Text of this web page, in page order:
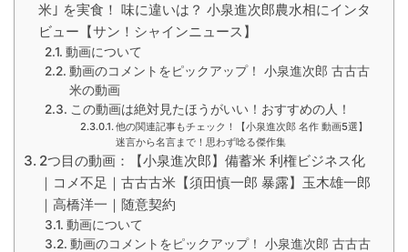
米｣ を実食！ 味に違いは？ 小泉進次郎農水相にインタ
ビュー【サン！シャインニュース】
動画について
動画のコメントをピックアップ！ 小泉進次郎 古古古
米の動画
この動画は絶対見たほうがいい！おすすめの人！
他の関連記事もチェック！【小泉進次郎 名作 動画5選】
迷言から名言まで！思わず唸る傑作集
2つ目の動画：【小泉進次郎】備蓄米 利権ビジネス化
｜コメ不足｜古古古米【須田慎一郎 暴露】玉木雄一郎
｜高橋洋一｜随意契約
動画について
動画のコメントをピックアップ！ 小泉進次郎 古古古